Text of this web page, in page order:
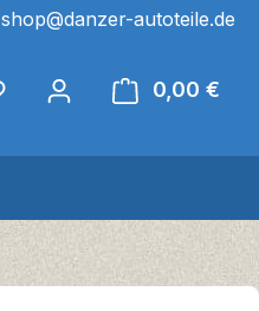
shop@danzer-autoteile.de
0,00 €